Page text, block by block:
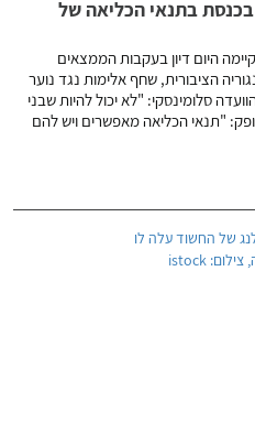
בכנסת בתנאי הכליאה של
היום דיון בעקבות הממצאים
הציבורית, שחף אלימות נגד נוער
סלומינסקי: "לא יכול להיות שבני
"תנאי הכליאה מאפשרים ויש להם